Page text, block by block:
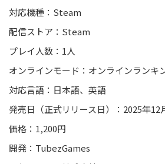
対応機種：Steam
配信ストア：Steam
プレイ人数：1人
オンラインモード：オンラインランキ
対応言語：日本語、英語
発売日（正式リリース日）：2025年12
価格：1,200円
開発：TubezGames